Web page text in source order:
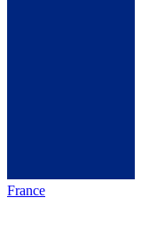
France